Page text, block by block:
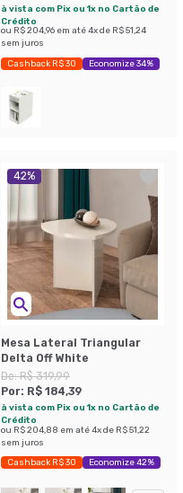
à vista com Pix ou 1x no Cartão de
Crédito
ou R$ 204,96 em até4x de R$ 51,24
sem juros
Cashback R$ 30 Economize 34%
42%
Mesa Lateral Triangular
Delta Off White
De:R$ 319,99
Por: R$ 184,39
à vista com Pix ou 1x no Cartão de
Crédito
ou R$ 204,88 em até4x de R$ 51,22
sem juros
Cashback R$ 30 Economize 42%